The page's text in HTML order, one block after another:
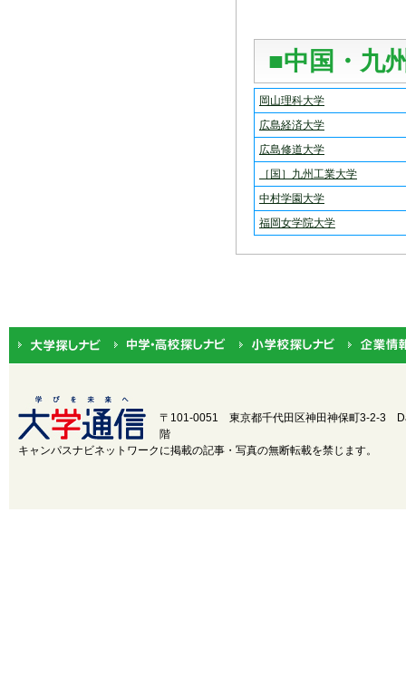
■中国・九
岡山理科大学
広島経済大学
広島修道大学
［国］九州工業大学
中村学園大学
福岡女学院大学
〒101-0051 東京都千代田区神田神保町3-2-3
階
キャンパスナビネットワークに掲載の記事・写真の無断転載を禁じます。